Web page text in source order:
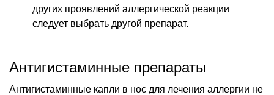
других проявлений аллергической реакции
следует выбрать другой препарат.
Антигистаминные препараты
Антигистаминные капли в нос для лечения аллергии не